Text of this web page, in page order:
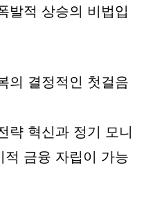
발적 상승의 비법입
의 결정적인 첫걸음
략 혁신과 정기 모니
적 금융 자립이 가능